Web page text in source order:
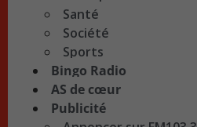
Santé
Société
Sports
Bingo Radio
AS de cœur
Publicité